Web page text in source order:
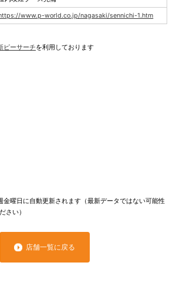
www.p-world.co.jp/nagasaki/sennichi-1.htm
ピーサーチを利用しております
金曜日に自動更新されます（最新データではない可能性
さい）
店舗一覧に戻る